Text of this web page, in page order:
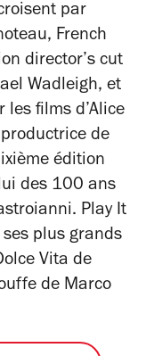
par
French
director’s cut
Wadleigh, et
films d’Alice
de
édition
des 100 ans
Play It
plus grands
Vita de
de Marco